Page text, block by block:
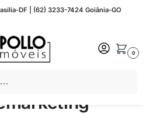
DF | (62) 3233-7424 Goiânia-GO
0
“baia para telemarketing brasília”